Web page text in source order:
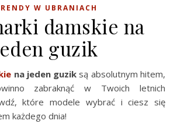
W UBRANIACH
damskie na
guzik
na jeden guzik są absolutnym hitem,
zabraknąć w Twoich letnich
które modele wybrać i ciesz się
każdego dnia!